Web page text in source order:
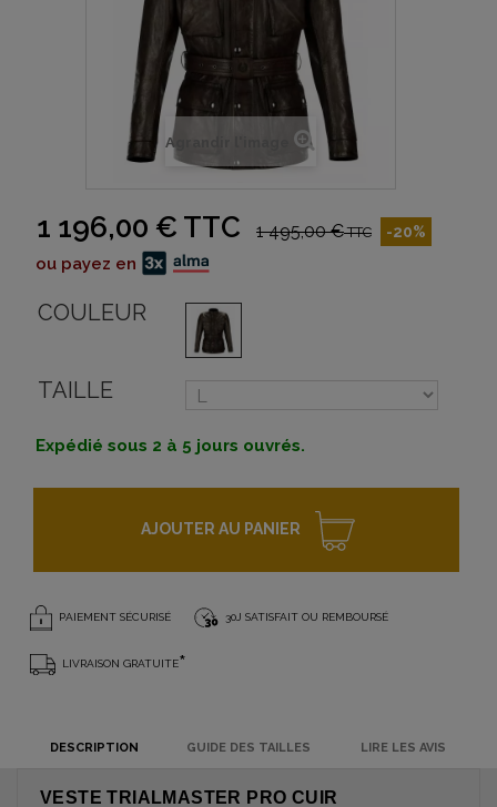
Agrandir l'image
1 196,00 € TTC 1 495,00 €TTC -20%
ou payez en
COULEUR
TAILLE
Expédié sous 2 à 5 jours ouvrés.
AJOUTER AU PANIER
PAIEMENT SÉCURISÉ 30J SATISFAIT OU REMBOURSÉ
LIVRAISON GRATUITE*
DESCRIPTION GUIDE DES TAILLES LIRE LES AVIS
VESTE TRIALMASTER PRO CUIR